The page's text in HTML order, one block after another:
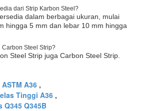
dari Strip Karbon Steel?
dalam berbagai ukuran, mulai
hingga 5 mm dan lebar 10 mm hingga
Carbon Steel Strip?
Steel Strip juga Carbon Steel Strip.
A36 ,
Tinggi A36 ,
Q345 Q345B